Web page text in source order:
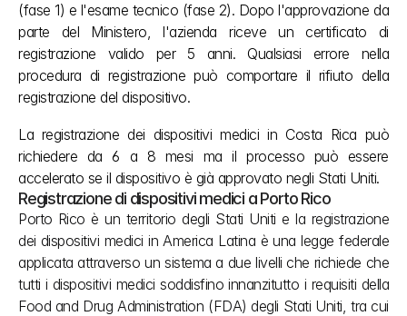
(fase 1) e l'esame tecnico (fase 2). Dopo l'approvazione da
parte del Ministero, l'azienda riceve un certificato di
registrazione valido per 5 anni. Qualsiasi errore nella
procedura di registrazione può comportare il rifiuto della
registrazione del dispositivo.
La registrazione dei dispositivi medici in Costa Rica può
richiedere da 6 a 8 mesi ma il processo può essere
accelerato se il dispositivo è già approvato negli Stati Uniti.
Registrazione di dispositivi medici a Porto Rico
Porto Rico è un territorio degli Stati Uniti e la registrazione
dei dispositivi medici in America Latina è una legge federale
applicata attraverso un sistema a due livelli che richiede che
tutti i dispositivi medici soddisfino innanzitutto i requisiti della
Food and Drug Administration (FDA) degli Stati Uniti, tra cui